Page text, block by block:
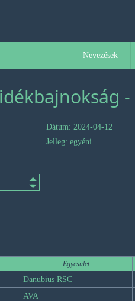
Nevezések
Dátum: 2024-04-12
Jelleg: egyéni
Egyesület
Danubius RSC
AVA